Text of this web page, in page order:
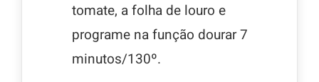
tomate, a folha de louro e
programe na função dourar 7
minutos/130º.